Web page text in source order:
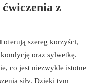
z
oferują szereg korzyści,
oraz sylwetkę.
co jest niezwykle istotne
siły. Dzięki tym